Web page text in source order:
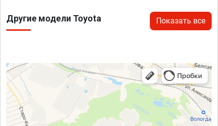
Другие модели Toyota Показать все